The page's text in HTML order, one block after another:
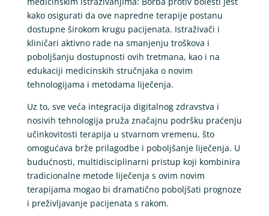
kako osigurati da ove napredne terapije postanu
dostupne širokom krugu pacijenata. Istraživači i
kliničari aktivno rade na smanjenju troškova i
poboljšanju dostupnosti ovih tretmana, kao i na
edukaciji medicinskih stručnjaka o novim
tehnologijama i metodama liječenja.
Uz to, sve veća integracija digitalnog zdravstva i
nosivih tehnologija pruža značajnu podršku praćenju
učinkovitosti terapija u stvarnom vremenu, što
omogućava brže prilagodbe i poboljšanje liječenja. U
budućnosti, multidisciplinarni pristup koji kombinira
tradicionalne metode liječenja s ovim novim
terapijama mogao bi dramatično poboljšati prognoze
i preživljavanje pacijenata s rakom.